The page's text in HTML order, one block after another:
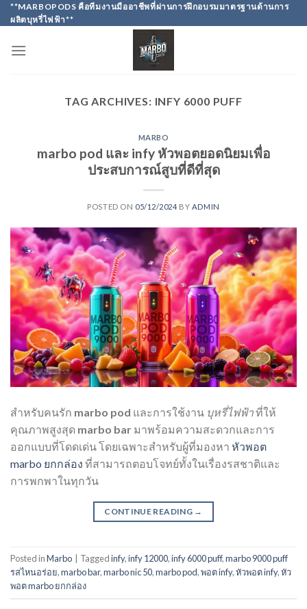
Skip
to
**MARBOPODS คือทีมงานมืออาชีพที่ผ่านการฝึกอบรมมาตรฐานด้านการ
ผลิตบุหรี่ไฟฟ้า**
TAG ARCHIVES: INFY 6000 PUFF
MARBO
marbo pod และ infy หัวพอตยอดนิยมเพื่อ
ประสบการณ์สูบที่ดีที่สุด
POSTED ON 05/12/2024 BY ADMIN
สำหรับคนรัก marbo pod และการใช้งาน บุหรี่ไฟฟ้าที่ให้
คุณภาพสูงสุด marbo bar มาพร้อมความสะดวกและการ
ออกแบบที่โดดเด่น โดยเฉพาะสำหรับผู้ที่มองหา หัวพอต
marbo ยกกล่อง ที่สามารถตอบโจทย์ทั้งในเรื่องรสชาติและ
การพกพาในทุกวัน
CONTINUE READING →
Posted inMarbo Taggedinfy,infy 12000,infy 6000 puff,marbo 9000 puff
รสไหนอร่อย,marbo bar,marbo nic 50,marbo pod,พอต infy,หัวพอต infy,หัว
พอต marbo ยกกล่อง